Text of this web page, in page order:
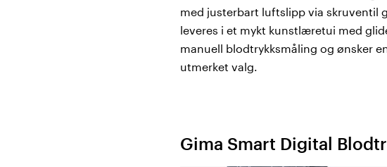
med justerbart luftslipp via skruventil
leveres i et mykt kunstlæretui med
manuell blodtrykksmåling og ønsker
utmerket valg.
Gima Smart Digital